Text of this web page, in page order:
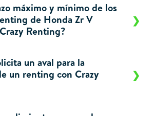
máximo y mínimo de los
de Honda Zr V
Renting?
un aval para la
un renting con Crazy